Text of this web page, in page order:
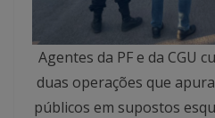
Agentes da PF e da CGU
duas operações que
públicos em supostos